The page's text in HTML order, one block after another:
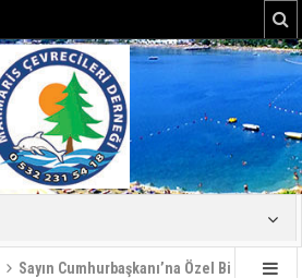
Sayın Cumhurbaşkanı’na Özel Bilgilendirme